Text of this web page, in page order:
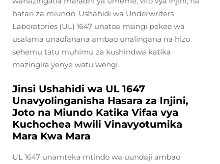
hatari za miundo. Ushahidi wa Underwriters
Laboratories (UL) 1647 unatoa msingi pekee wa
usalama unaofanana ambao unalingana na hizo
sehemu tatu muhimu za kushindwa katika
mazingira yenye watu wengi.
Jinsi Ushahidi wa UL 1647
Unavyolinganisha Hasara za Injini,
Joto na Miundo Katika Vifaa vya
Kuchochea Mwili Vinavyotumika
Mara Kwa Mara
UL 1647 unamteka mtindo wa uundaji ambao